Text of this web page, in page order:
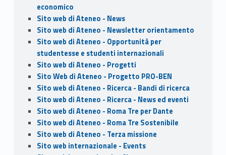
economico
Sito web di Ateneo - News
Sito web di Ateneo - Newsletter orientamento
Sito web di Ateneo - Opportunità per
studentesse e studenti internazionali
Sito web di Ateneo - Progetti
Sito Web di Ateneo - Progetto PRO-BEN
Sito web di Ateneo - Ricerca - Bandi di ricerca
Sito web di Ateneo - Ricerca - News ed eventi
Sito web di Ateneo - Roma Tre per Dante
Sito web di Ateneo - Roma Tre Sostenibile
Sito web di Ateneo - Terza missione
Sito web internazionale - Events